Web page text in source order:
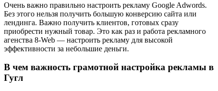
Очень важно правильно настроить рекламу Google Adwords.
Без этого нельзя получить большую конверсию сайта или
лендинга. Важно получить клиентов, готовых сразу
приобрести нужный товар. Это как раз и работа рекламного
агенства 8-Web — настроить рекламу для высокой
эффективности за небольшие деньги.
В чем важность грамотной настройка рекламы в
Гугл